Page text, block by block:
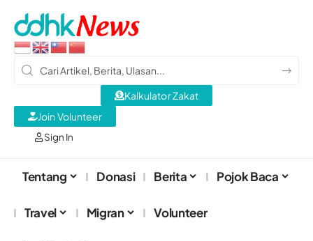
Sign In
Kalkulator Zakat
Join Volunteer
Tentang Donasi Berita Pojok Baca
Travel Migran Volunteer